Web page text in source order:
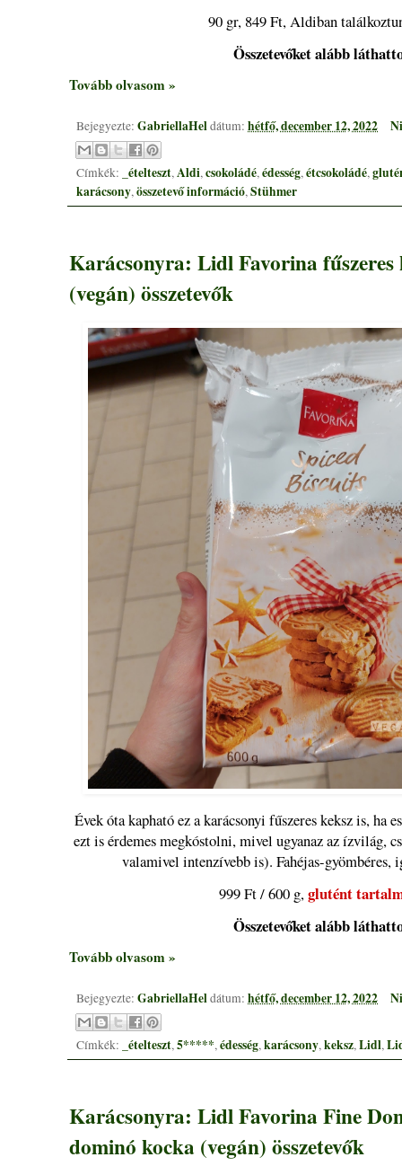
90 gr, 849 Ft, Aldiban
Összetevőket alább
Tovább olvasom »
Bejegyezte: GabriellaHeldátum: hétfő, december 12, 2022
Címkék: _ételteszt,Aldi,csokoládé,édesség,étcsokoládé,
karácsony,összetevő információ,Stühmer
Karácsonyra: Lidl Favorina fűszeres
(vegán) összetevők
Évek óta kapható ez a karácsonyi fűszeres keksz is, ha
ezt is érdemes megkóstolni, mivel ugyanaz az ízvilág,
valamivel intenzívebb is). Fahéjas-gyömbéres,
999 Ft / 600 g,glutént
Összetevőket alább
Tovább olvasom »
Bejegyezte: GabriellaHeldátum: hétfő, december 12, 2022
Címkék: _ételteszt,5*****,édesség,karácsony,keksz,Lidl,
Karácsonyra: Lidl Favorina Fine
dominó kocka (vegán) összetevők